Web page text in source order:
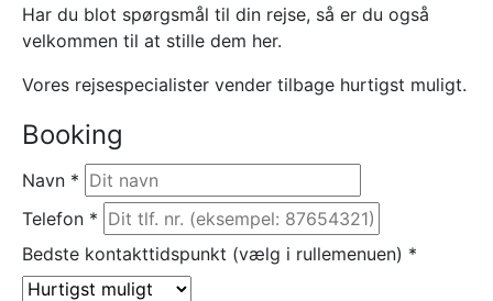
Har du blot spørgsmål til din rejse, så er du også
velkommen til at stille dem her.
Vores rejsespecialister vender tilbage hurtigst muligt.
Booking
Navn *
Telefon *
Bedste kontakttidspunkt (vælg i rullemenuen) *